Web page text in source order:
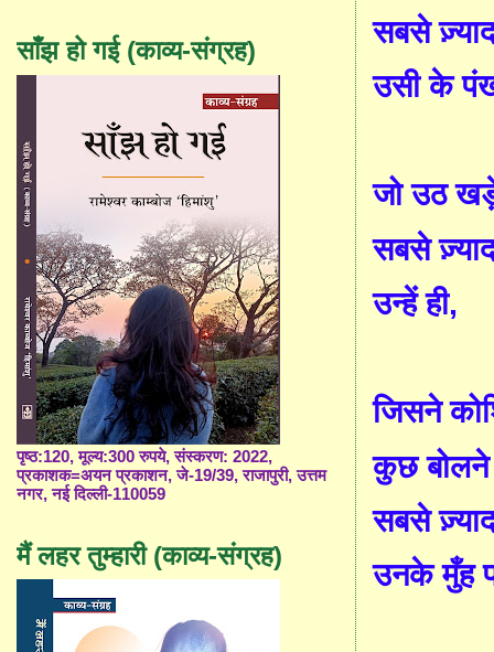
सबसे
उसी के
जो उठ
सबसे
उन्हें ही,
जिसने
कुछ बोलने
सबसे
उनके मुँह
साँझ हो गई (काव्य-संग्रह)
पृष्ठ:120, मूल्य:300 रुपये, संस्करण: 2022,
प्रकाशक=अयन प्रकाशन, जे-19/39, राजापुरी, उत्तम
नगर, नई दिल्ली-110059
मैं लहर तुम्हारी (काव्य-संग्रह)